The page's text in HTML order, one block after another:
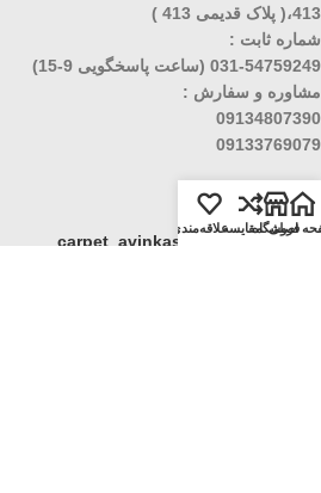
413،( پلاک قدیمی 413 )
شماره ثابت :
031-54759249 (ساعت پاسخگویی 9-15)
مشاوره و سفارش :
09134807390
09133769079
ارتباط با ما
اینستاگرام (1):
carpet_avinkashan
اصلی
فروشگاهمقایسهعلاقه‌مندی